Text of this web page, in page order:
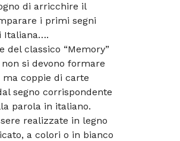
di arricchire il
i primi segni
Italiana….
del classico “Memory”
si devono formare
coppie di carte
segno corrispondente
parola in italiano.
realizzate in legno
a colori o in bianco